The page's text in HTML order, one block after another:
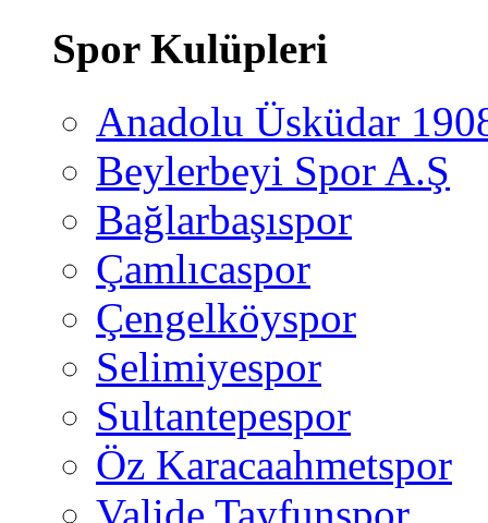
Spor Kulüpleri
Anadolu Üsküdar
Beylerbeyi Spor A.Ş
Bağlarbaşıspor
Çamlıcaspor
Çengelköyspor
Selimiyespor
Sultantepespor
Öz Karacaahmetspor
Valide Tayfunspor